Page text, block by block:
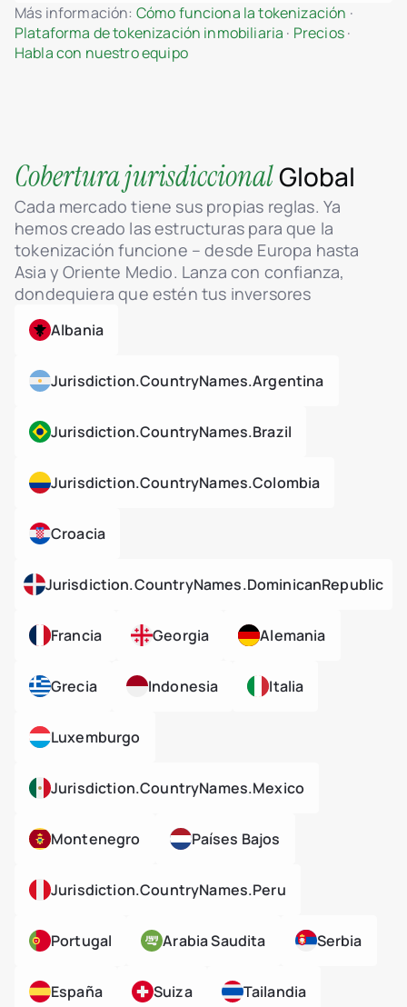
Más información: Cómo funciona la tokenización ·
Plataforma de tokenización inmobiliaria · Precios·
Habla con nuestro equipo
Cobertura jurisdiccionalGlobal
Cada mercado tiene sus propias reglas. Ya
hemos creado las estructuras para que la
tokenización funcione – desde Europa hasta
Asia y Oriente Medio. Lanza con confianza,
dondequiera que estén tus inversores
Albania
Jurisdiction.countryNames.argentina
Jurisdiction.countryNames.brazil
Jurisdiction.countryNames.colombia
Croacia
Jurisdiction.countryNames.dominicanRepublic
Francia Georgia Alemania
Grecia Indonesia Italia
Luxemburgo
Jurisdiction.countryNames.mexico
Montenegro Países Bajos
Jurisdiction.countryNames.peru
Portugal Arabia Saudita Serbia
España Suiza Tailandia